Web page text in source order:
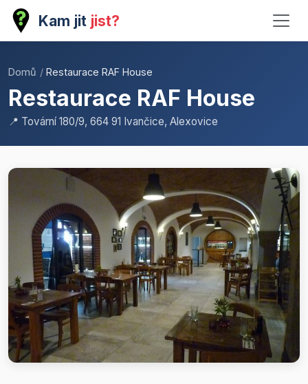
Kam jit jist?
Domů / Restaurace RAF House
Restaurace RAF House
📍 Tovární 180/9, 664 91 Ivančice, Alexovice